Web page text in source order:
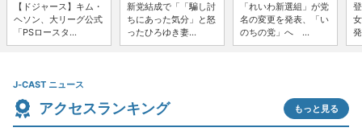
【ドジャース】キム・
ヘソン、大リーグ公式
「PSロースタ...
新党結成で「「騙し討
ちにあった気分」と怒
ったひろゆき妻...
「れいわ新選組」が党
名の変更を発表、「い
のちの党」へ ...
J-CAST ニュース
アクセスランキング もっと見る